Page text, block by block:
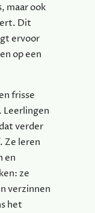
maar ook
Dit
ervoor
op een
frisse
Leerlingen
verder
Ze leren
en
ze
verzinnen
het